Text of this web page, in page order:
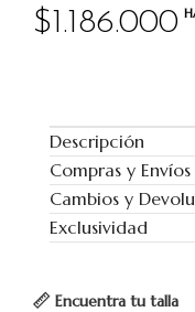
$1.186.000
Encuentra tu talla
Descripción
Compras y Envíos
Cambios y
Exclusividad